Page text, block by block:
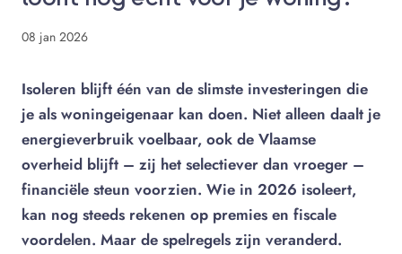
08 jan 2026
Isoleren blijft één van de slimste investeringen die
je als woningeigenaar kan doen. Niet alleen daalt je
energieverbruik voelbaar, ook de Vlaamse
overheid blijft – zij het selectiever dan vroeger –
financiële steun voorzien. Wie in 2026 isoleert,
kan nog steeds rekenen op premies en fiscale
voordelen. Maar de spelregels zijn veranderd.